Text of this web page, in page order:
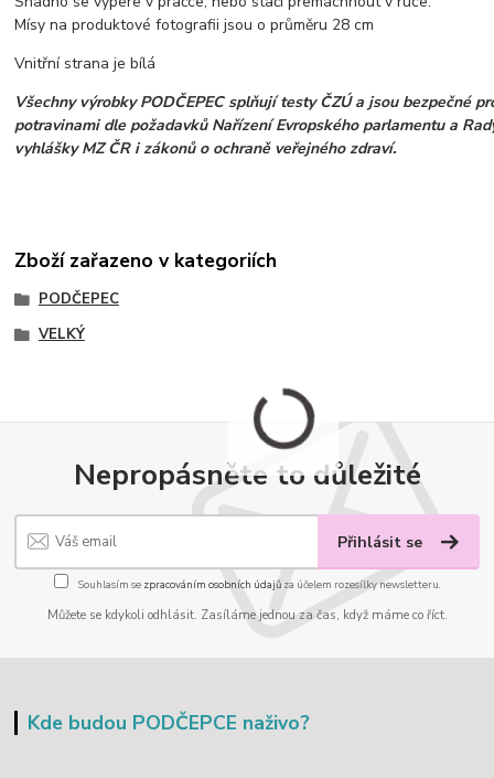
Mísy na produktové fotografii jsou o průměru 28 cm
Vnitřní strana je bílá
Všechny výrobky PODČEPEC splňují testy ČZÚ a jsou bezpečné
potravinami dle požadavků Nařízení Evropského parlamentu a
vyhlášky MZ ČR i zákonů o ochraně veřejného zdraví.
Zboží zařazeno v kategoriích
PODČEPEC
VELKÝ
Nepropásněte to důležité
Přihlásit se
Souhlasím se zpracováním osobních údajůza účelem rozesílky newsletteru.
Můžete se kdykoli odhlásit. Zasíláme jednou za čas, když máme co říct.
Kde budou PODČEPCE naživo?